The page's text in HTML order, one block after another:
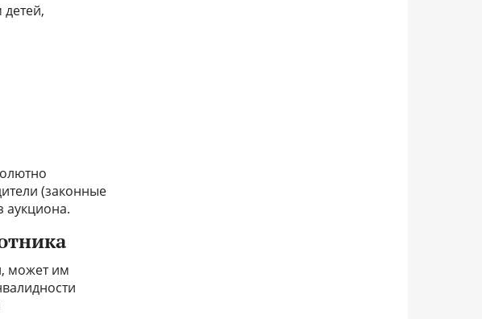
(законные
аукциона.
может им